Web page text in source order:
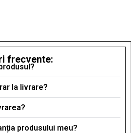
frecvente:
la livrare?
produsului meu?